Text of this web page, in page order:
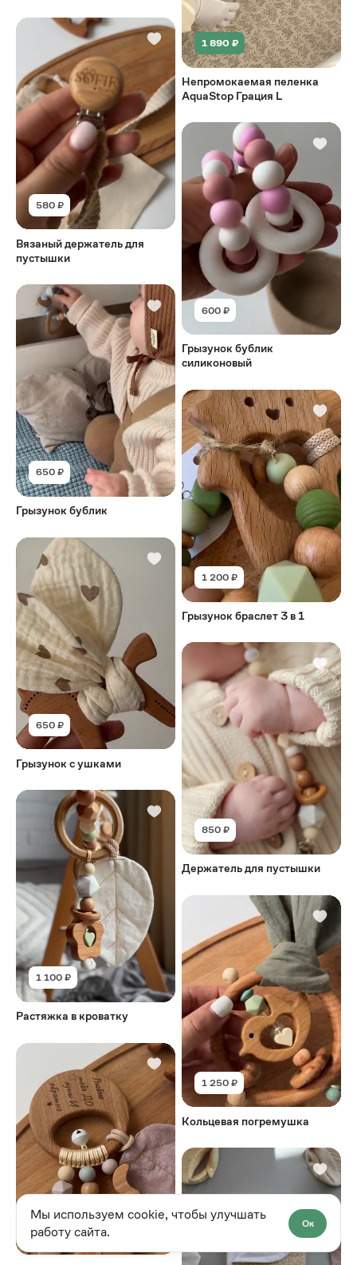
580 ₽
Вязаный держатель для
пустышки
650 ₽
Грызунок бублик
650 ₽
Грызунок с ушками
1 100 ₽
Растяжка в кроватку
1 250 ₽
1 890 ₽
Непромокаемая пеленка
AquaStop Грация L
600 ₽
Грызунок бублик
силиконовый
1 200 ₽
Грызунок браслет 3 в 1
850 ₽
Держатель для пустышки
1 250 ₽
Кольцевая погремушка
Мы используем cookie, чтобы улучшать
работу сайта.
Ок